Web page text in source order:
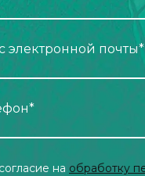
электронной почты*
на обработку